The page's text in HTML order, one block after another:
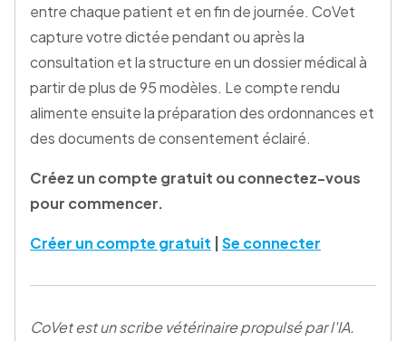
entre chaque patient et en fin de journée. CoVet
capture votre dictée pendant ou après la
consultation et la structure en un dossier médical à
partir de plus de 95 modèles. Le compte rendu
alimente ensuite la préparation des ordonnances et
des documents de consentement éclairé.
Créez un compte gratuit ou connectez-vous
pour commencer.
Créer un compte gratuit |Se connecter
CoVet est un scribe vétérinaire propulsé par l'IA.